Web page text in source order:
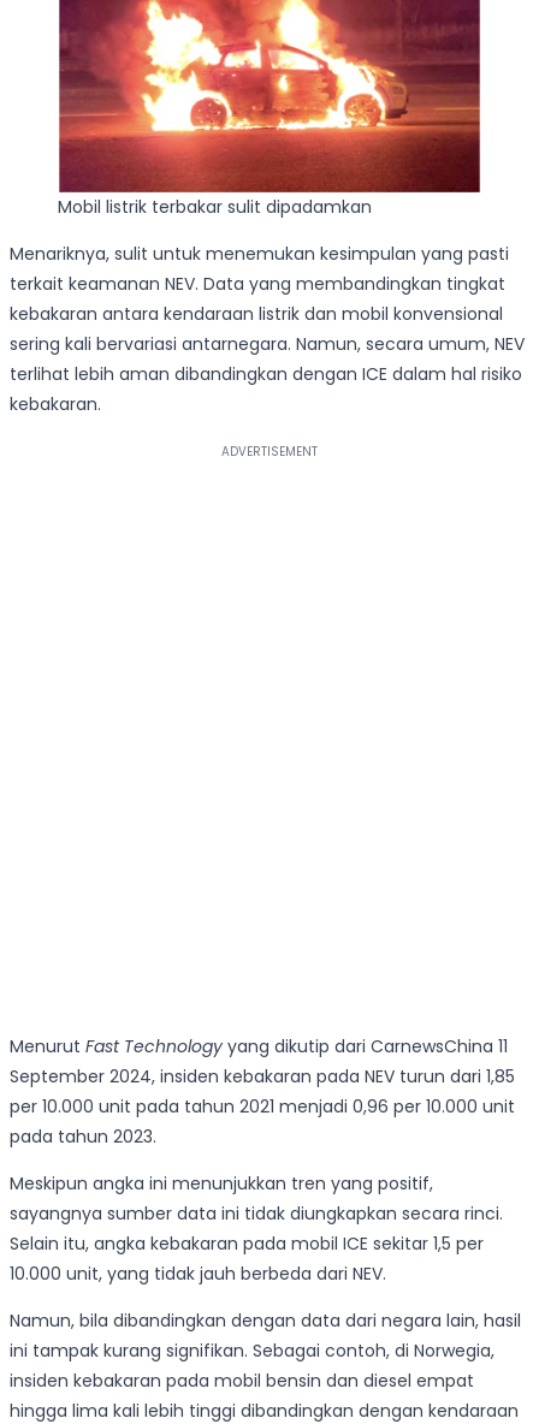
Mobil listrik terbakar sulit dipadamkan
Menariknya, sulit untuk menemukan kesimpulan yang pasti
terkait keamanan NEV. Data yang membandingkan tingkat
kebakaran antara kendaraan listrik dan mobil konvensional
sering kali bervariasi antarnegara. Namun, secara umum, NEV
terlihat lebih aman dibandingkan dengan ICE dalam hal risiko
kebakaran.
Menurut Fast Technology yang dikutip dari CarnewsChina 11
September 2024, insiden kebakaran pada NEV turun dari 1,85
per 10.000 unit pada tahun 2021 menjadi 0,96 per 10.000 unit
pada tahun 2023.
Meskipun angka ini menunjukkan tren yang positif,
sayangnya sumber data ini tidak diungkapkan secara rinci.
Selain itu, angka kebakaran pada mobil ICE sekitar 1,5 per
10.000 unit, yang tidak jauh berbeda dari NEV.
Namun, bila dibandingkan dengan data dari negara lain, hasil
ini tampak kurang signifikan. Sebagai contoh, di Norwegia,
insiden kebakaran pada mobil bensin dan diesel empat
hingga lima kali lebih tinggi dibandingkan dengan kendaraan